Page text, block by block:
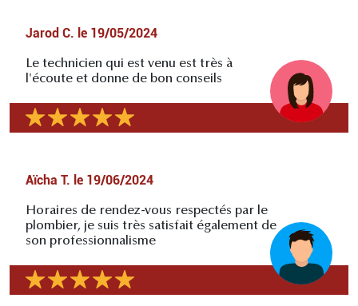
Jarod C. le 19/05/2024
Le technicien qui est venu est très à
l'écoute et donne de bon conseils
Aïcha T. le 19/06/2024
Horaires de rendez-vous respectés par le
plombier, je suis très satisfait également de
son professionnalisme